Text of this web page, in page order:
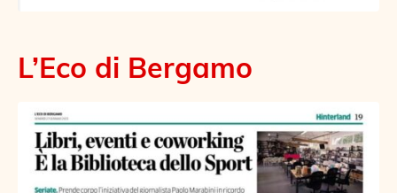
L’Eco di Bergamo